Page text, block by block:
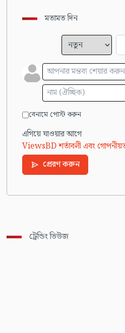
মতামত দিন
বেনামে পোস্ট করুন
এগিয়ে যাওয়ার আগে
ViewsBD শর্তাবলী এবং
প্রেরণ করুন
ট্রেন্ডিং ভিউজ